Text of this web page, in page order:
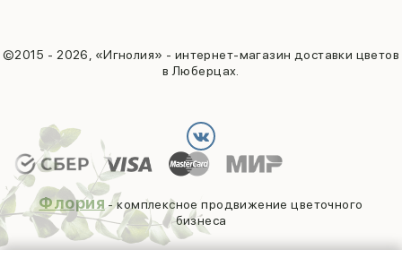
©2015 - 2026, «Игнолия» - интернет-магазин доставки цветов
в Люберцах.
Флория - комплексное продвижение цветочного
бизнеса